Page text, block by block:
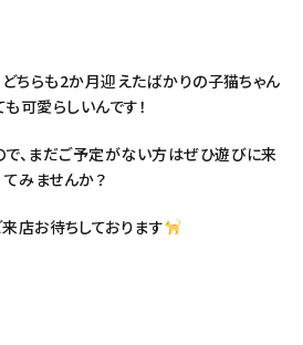
ちらも2か月迎えたばかりの子猫ちゃん
も可愛らしいんです！
、まだご予定がない方はぜひ遊びに来
てみませんか？
店お待ちしております